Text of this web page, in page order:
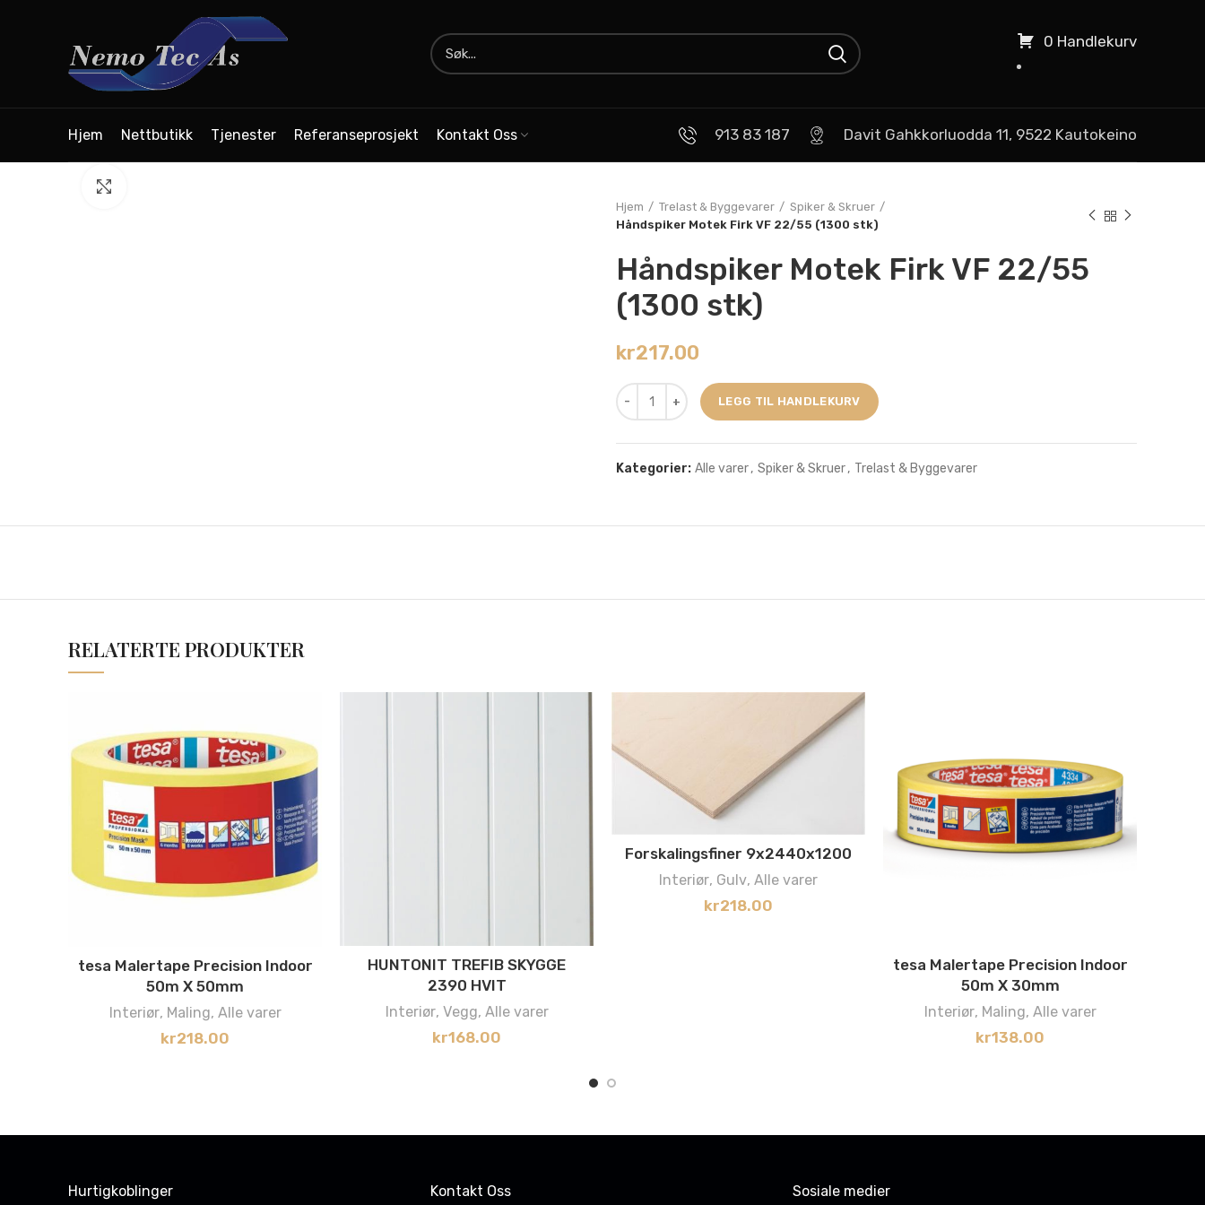
0 Handlekurv
Hjem Nettbutikk Tjenester Referanseprosjekt Kontakt Oss 913 83 187 Davit Gahkkorluodda 11, 9522 Kautokeino
Hjem
Trelast & Byggevarer
Spiker & Skruer
Håndspiker Motek Firk VF 22/55 (1300 stk)
Håndspiker Motek Firk VF 22/55
(1300 stk)
kr217.00
LEGG TIL HANDLEKURV
Kategorier: Alle varer, Spiker & Skruer, Trelast & Byggevarer
RELATERTE PRODUKTER
tesa Malertape Precision Indoor
50m X 50mm
Interiør, Maling, Alle varer
kr218.00
HUNTONIT TREFIB SKYGGE
2390 HVIT
Interiør, Vegg, Alle varer
kr168.00
Forskalingsfiner 9x2440x1200
Interiør, Gulv, Alle varer
kr218.00
tesa Malertape Precision Indoor
50m X 30mm
Interiør, Maling, Alle varer
kr138.00
Hurtigkoblinger Kontakt Oss Sosiale medier